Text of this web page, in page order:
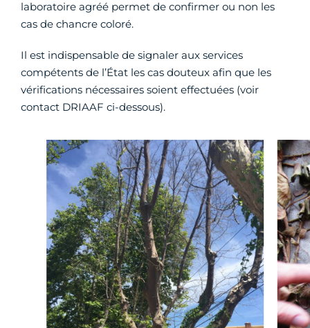
laboratoire agréé permet de confirmer ou non les
cas de chancre coloré.
Il est indispensable de signaler aux services
compétents de l’État les cas douteux afin que les
vérifications nécessaires soient effectuées (voir
contact DRIAAF ci-dessous).